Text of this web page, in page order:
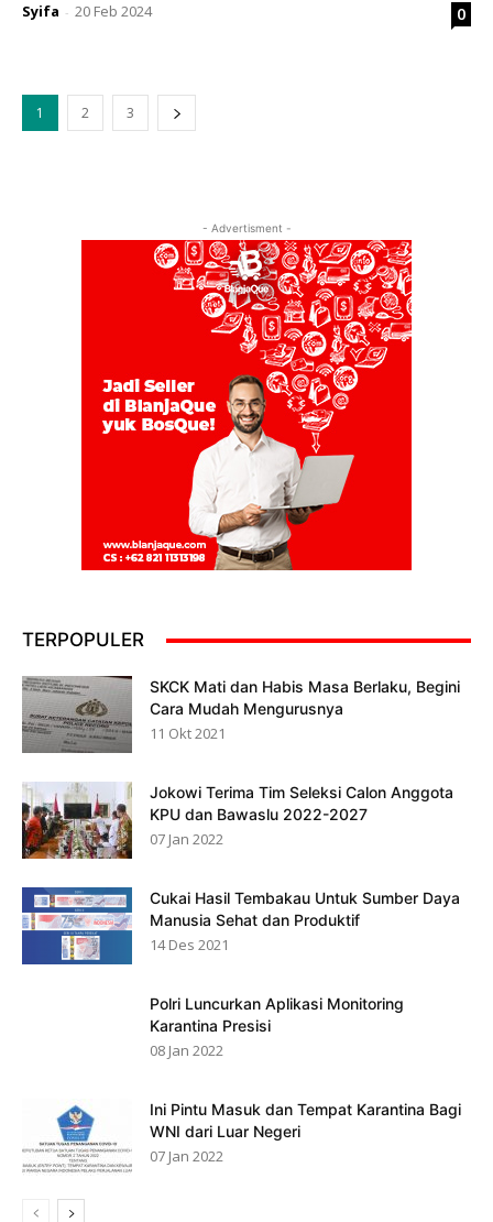
Syifa - 20 Feb 2024 0
1 2 3
- Advertisment -
TERPOPULER
SKCK Mati dan Habis Masa Berlaku, Begini
Cara Mudah Mengurusnya
11 Okt 2021
Jokowi Terima Tim Seleksi Calon Anggota
KPU dan Bawaslu 2022-2027
07 Jan 2022
Cukai Hasil Tembakau Untuk Sumber Daya
Manusia Sehat dan Produktif
14 Des 2021
Polri Luncurkan Aplikasi Monitoring
Karantina Presisi
08 Jan 2022
Ini Pintu Masuk dan Tempat Karantina Bagi
WNI dari Luar Negeri
07 Jan 2022